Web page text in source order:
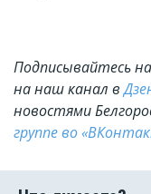
Подписывайтесь
на наш канал в
новостями
группе во